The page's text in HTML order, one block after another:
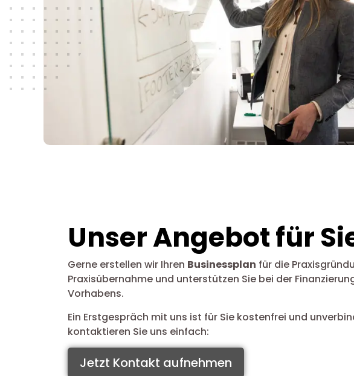
Unser Angebot für
Gerne erstellen wir Ihren Businessplan für die
Praxisübernahme und unterstützen Sie bei der
Vorhabens.
Ein Erstgespräch mit uns ist für Sie kostenfrei und
kontaktieren Sie uns einfach:
Jetzt Kontakt aufnehmen